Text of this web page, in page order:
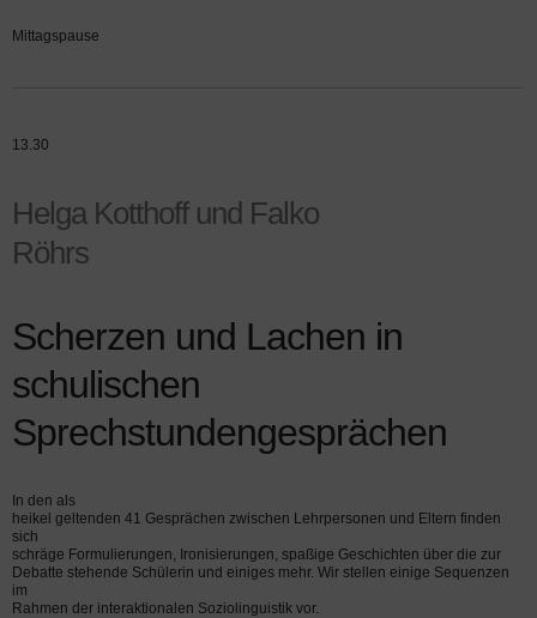
Mittagspause
13.30
Helga Kotthoff und Falko
Röhrs
Scherzen und Lachen in
schulischen
Sprechstundengesprächen
In den als
heikel geltenden 41 Gesprächen zwischen Lehrpersonen und Eltern finden
sich
schräge Formulierungen, Ironisierungen, spaßige Geschichten über die zur
Debatte stehende Schülerin und einiges mehr. Wir stellen einige Sequenzen
im
Rahmen der interaktionalen Soziolinguistik vor.